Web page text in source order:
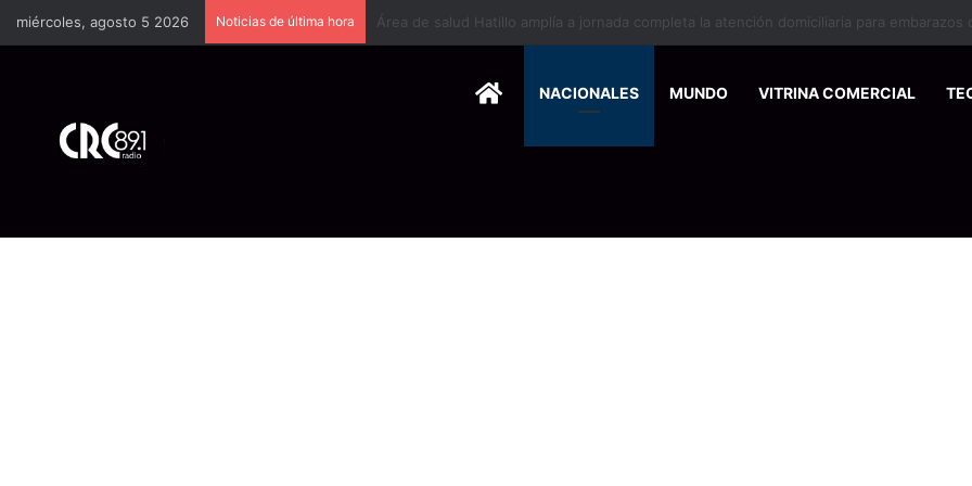
miércoles, agosto 5 2026 Noticias de última hora
HOMENACIONALES MUNDO VITRINA COMERCIAL